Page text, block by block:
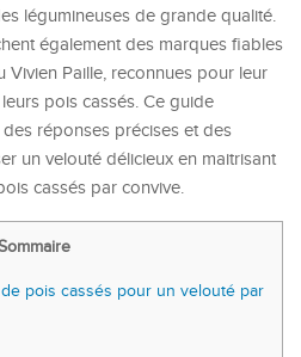
légumineuses de grande qualité.
également des marques fiables
Vivien Paille, reconnues pour leur
pois cassés. Ce guide
réponses précises et des
un velouté délicieux en maitrisant
cassés par convive.
pois cassés pour un velouté par